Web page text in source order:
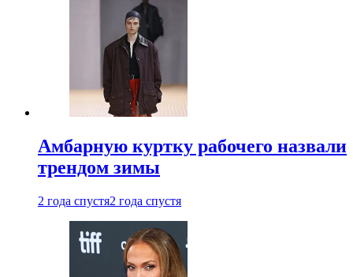
Амбарную куртку рабочего назвали
трендом зимы
2 года спустя2 года спустя